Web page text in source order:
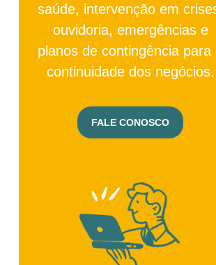
saúde, intervenção em
ouvidoria, emergências e
planos de contingência para
continuidade dos negócios.
FALE CONOSCO